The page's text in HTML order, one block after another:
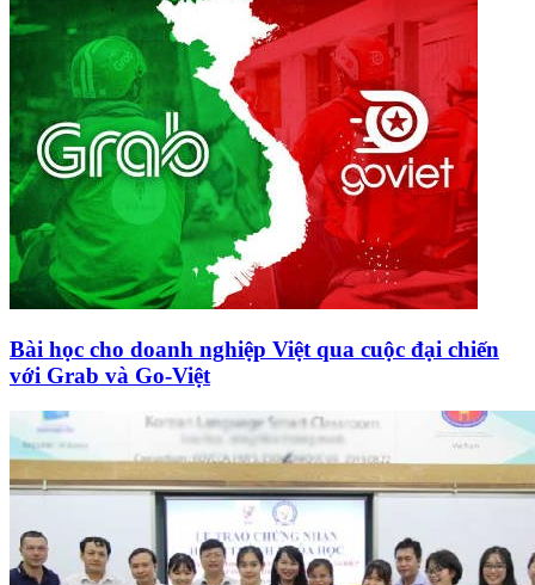
Bài học cho doanh nghiệp Việt qua cuộc đại chiến
với Grab và Go-Việt